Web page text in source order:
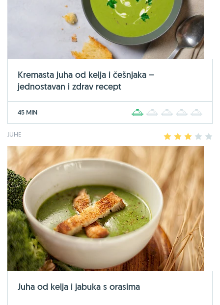
Kremasta juha od kelja i češnjaka –
jednostavan i zdrav recept
45 MIN 2 3 4
JUHE 2 3 4
Juha od kelja i jabuka s orasima